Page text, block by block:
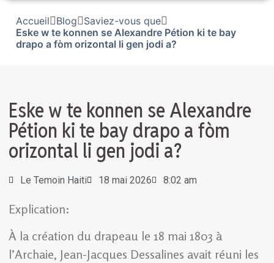
Accueil Blog
Saviez-vous que
Eske w te konnen se Alexandre Pétion ki te bay
drapo a fòm orizontal li gen jodi a?
Eske w te konnen se Alexandre
Pétion ki te bay drapo a fòm
orizontal li gen jodi a?
Le Temoin Haiti 18 mai 2026 8:02 am
Explication:
À la création du drapeau le 18 mai 1803 à
l’Archaie, Jean-Jacques Dessalines avait réuni les